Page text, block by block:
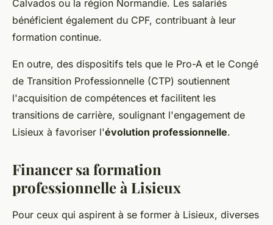
Calvados ou la région Normandie. Les salariés
bénéficient également du CPF, contribuant à leur
formation continue.
En outre, des dispositifs tels que le Pro-A et le Congé
de Transition Professionnelle (CTP) soutiennent
l'acquisition de compétences et facilitent les
transitions de carrière, soulignant l'engagement de
Lisieux à favoriser l'évolution professionnelle.
Financer sa formation
professionnelle à Lisieux
Pour ceux qui aspirent à se former à Lisieux, diverses